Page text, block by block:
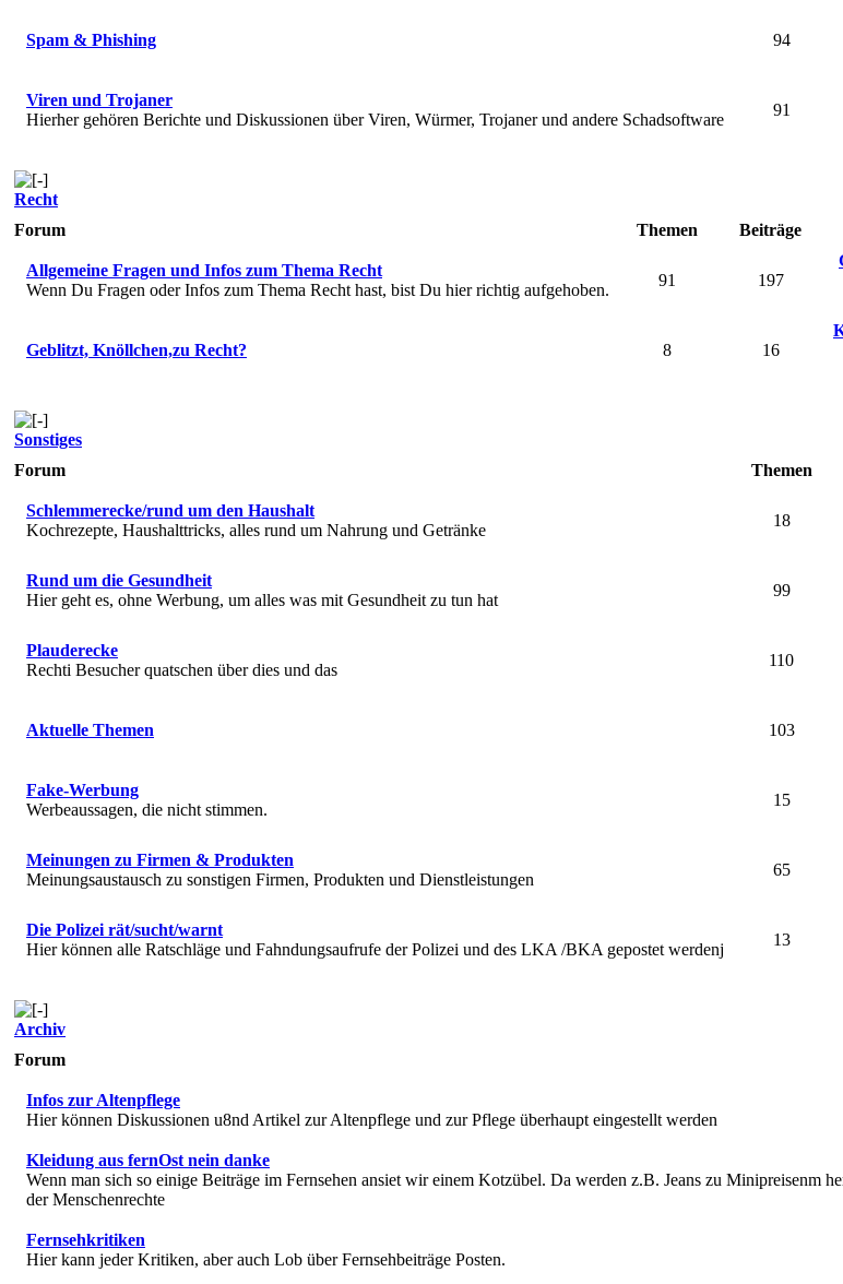
Spam & Phishing 94
Viren und Trojaner
Hierher gehören Berichte und Diskussionen über Viren, Würmer, Trojaner und andere Schadsoftware
91
Recht
Forum
Themen Beiträge
Allgemeine Fragen und Infos zum Thema Recht
Wenn Du Fragen oder Infos zum Thema Recht hast, bist Du hier richtig aufgehoben.
91 197
Geblitzt, Knöllchen,zu Recht? 8 16
Sonstiges
Forum
Themen
Schlemmerecke/rund um den Haushalt
Kochrezepte, Haushalttricks, alles rund um Nahrung und Getränke
18
Rund um die Gesundheit
Hier geht es, ohne Werbung, um alles was mit Gesundheit zu tun hat
99
Plauderecke
Rechti Besucher quatschen über dies und das
110
Aktuelle Themen 103
Fake-Werbung
Werbeaussagen, die nicht stimmen.
15
Meinungen zu Firmen & Produkten
Meinungsaustausch zu sonstigen Firmen, Produkten und Dienstleistungen
65
Die Polizei rät/sucht/warnt
Hier können alle Ratschläge und Fahndungsaufrufe der Polizei und des LKA /BKA gepostet werdenj
13
Archiv
Forum
Infos zur Altenpflege
Hier können Diskussionen u8nd Artikel zur Altenpflege und zur Pflege überhaupt eingestellt werden
Kleidung aus fernOst nein danke
Wenn man sich so einige Beiträge im Fernsehen ansiet wir einem Kotzübel. Da werden z.B. Jeans zu Minipreisenm
der Menschenrechte
Fernsehkritiken
Hier kann jeder Kritiken, aber auch Lob über Fernsehbeiträge Posten.